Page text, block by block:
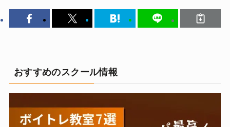
おすすめのスクール情報